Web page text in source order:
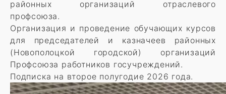
районных организаций отраслевого
профсоюза.
Организация и проведение обучающих курсов
для председателей и казначеев районных
(Новополоцкой городской) организаций
Профсоюза работников госучреждений.
Подписка на второе полугодие 2026 года.